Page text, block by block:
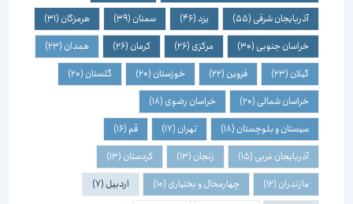
آذربایجان شرقی(55)
(46) سمنان(39) هرمزگان(31)
خراسان جنوبی(30) مرکزی(26) کرمان(26) همدان(23)
گیلان(23) قزوین(22) خوزستان(20) گلستان(20)
خراسان شمالی(20) خراسان رضوی(18)
سیستان و بلوچستان(18) تهران(17)
(16)
آذربایجان غربی(15) زنجان(13) کردستان(13)
مازندران(12) چهارمحال و بختیاری(10) اردبیل(7)